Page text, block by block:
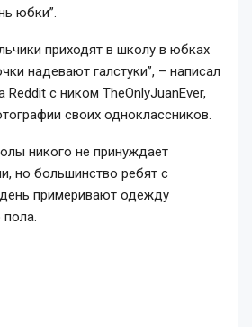
юбки”.
приходят в школу в юбках
надевают галстуки”, – написал
Reddit с ником TheOnlyJuanEver,
своих одноклассников.
никого не принуждает
но большинство ребят с
примеривают одежду